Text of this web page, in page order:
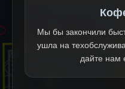
Мы бы закончили
ушла на
дайте нам